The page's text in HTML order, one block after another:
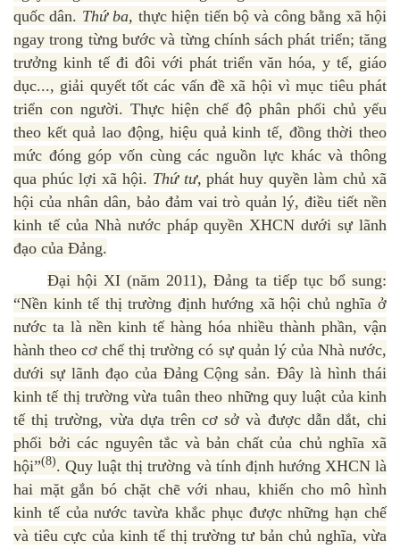
quốc dân. Thứ ba, thực hiện tiến bộ và công bằng xã hội
ngay trong từng bước và từng chính sách phát triển; tăng
trưởng kinh tế đi đôi với phát triển văn hóa, y tế, giáo
dục..., giải quyết tốt các vấn đề xã hội vì mục tiêu phát
triển con người. Thực hiện chế độ phân phối chủ yếu
theo kết quả lao động, hiệu quả kinh tế, đồng thời theo
mức đóng góp vốn cùng các nguồn lực khác và thông
qua phúc lợi xã hội. Thứ tư,phát huy quyền làm chủ xã
hội của nhân dân, bảo đảm vai trò quản lý, điều tiết nền
kinh tế của Nhà nước pháp quyền XHCN dưới sự lãnh
đạo của Đảng.
Đại hội XI (năm 2011), Đảng ta tiếp tục bổ sung:
“Nền kinh tế thị trường định hướng xã hội chủ nghĩa ở
nước ta là nền kinh tế hàng hóa nhiều thành phần, vận
hành theo cơ chế thị trường có sự quản lý của Nhà nước,
dưới sự lãnh đạo của Đảng Cộng sản. Đây là hình thái
kinh tế thị trường vừa tuân theo những quy luật của kinh
tế thị trường, vừa dựa trên cơ sở và được dẫn dắt, chi
phối bởi các nguyên tắc và bản chất của chủ nghĩa xã
hội”(8). Quy luật thị trường và tính định hướng XHCN là
hai mặt gắn bó chặt chẽ với nhau, khiến cho mô hình
kinh tế của nước tavừa khắc phục được những hạn chế
và tiêu cực của kinh tế thị trường tư bản chủ nghĩa, vừa